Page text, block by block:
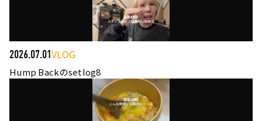
2026.07.01VLOG
Hump Backのsetlog8